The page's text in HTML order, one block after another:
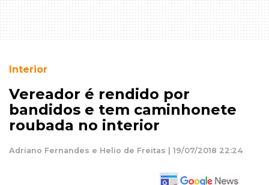
Interior
Vereador é rendido por
bandidos e tem caminhonete
roubada no interior
Adriano Fernandes e Helio de Freitas | 19/07/2018 22:24